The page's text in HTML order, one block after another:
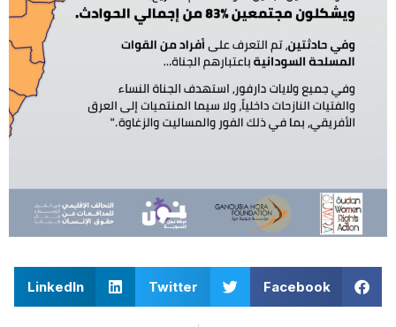
Facebook
Twitter
LinkedIn